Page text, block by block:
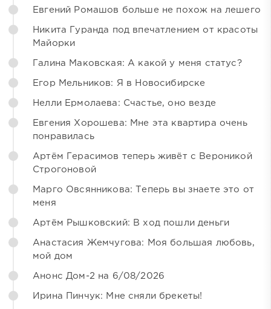
Евгений Ромашов больше не похож на лешего
Никита Гуранда под впечатлением от красоты
Майорки
Галина Маковская: А какой у меня статус?
Егор Мельников: Я в Новосибирске
Нелли Ермолаева: Счастье, оно везде
Евгения Хорошева: Мне эта квартира очень
понравилась
Артём Герасимов теперь живёт с Вероникой
Строгоновой
Марго Овсянникова: Теперь вы знаете это от
меня
Артём Рышковский: В ход пошли деньги
Анастасия Жемчугова: Моя большая любовь,
мой дом
Анонс Дом-2 на 6/08/2026
Ирина Пинчук: Мне сняли брекеты!